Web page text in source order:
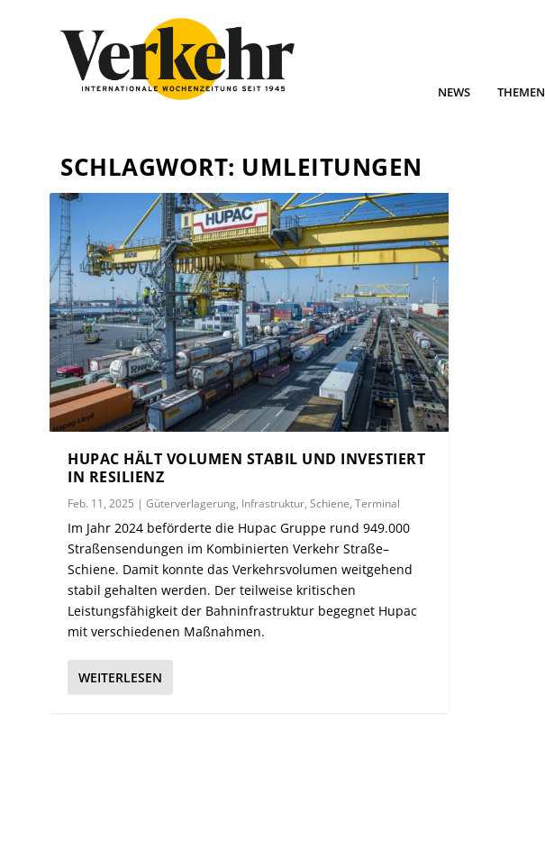
NEWS THEMEN
SCHLAGWORT: UMLEITUNGEN
HUPAC HÄLT VOLUMEN STABIL UND INVESTIERT
IN RESILIENZ
Feb. 11, 2025 |Güterverlagerung, Infrastruktur,Schiene,Terminal
Im Jahr 2024 beförderte die Hupac Gruppe rund 949.000
Straßensendungen im Kombinierten Verkehr Straße–
Schiene. Damit konnte das Verkehrsvolumen weitgehend
stabil gehalten werden. Der teilweise kritischen
Leistungsfähigkeit der Bahninfrastruktur begegnet Hupac
mit verschiedenen Maßnahmen.
WEITERLESEN